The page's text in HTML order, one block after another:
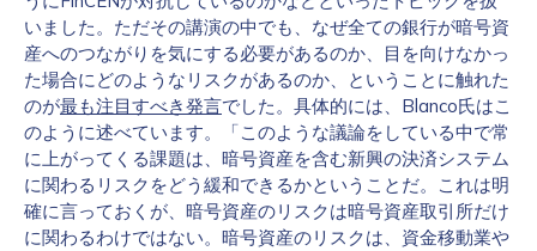
いました。ただその講演の中でも、なぜ全ての銀行が暗号資
産へのつながりを気にする必要があるのか、目を向けなかっ
た場合にどのようなリスクがあるのか、ということに触れた
のが最も注目すべき発言でした。具体的には、Blanco氏はこ
のように述べています。「このような議論をしている中で常
に上がってくる課題は、暗号資産を含む新興の決済システム
に関わるリスクをどう緩和できるかということだ。これは明
確に言っておくが、暗号資産のリスクは暗号資産取引所だけ
に関わるわけではない。暗号資産のリスクは、資金移動業や